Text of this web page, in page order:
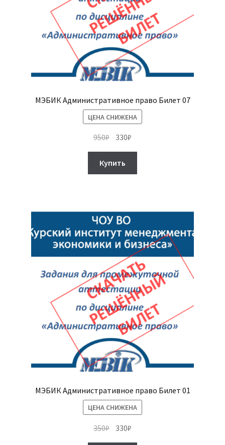
МЭБИК Административное право Билет 07
ЦЕНА СНИЖЕНА
950₽ Первоначальная
цена
составляла
950₽.
330₽
цена:
Купить
МЭБИК Административное право Билет 01
ЦЕНА СНИЖЕНА
350₽ Первоначальная
330₽